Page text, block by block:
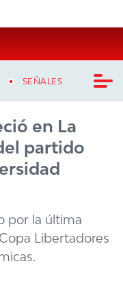
SEÑALES
en La
partido
por la última
Libertadores